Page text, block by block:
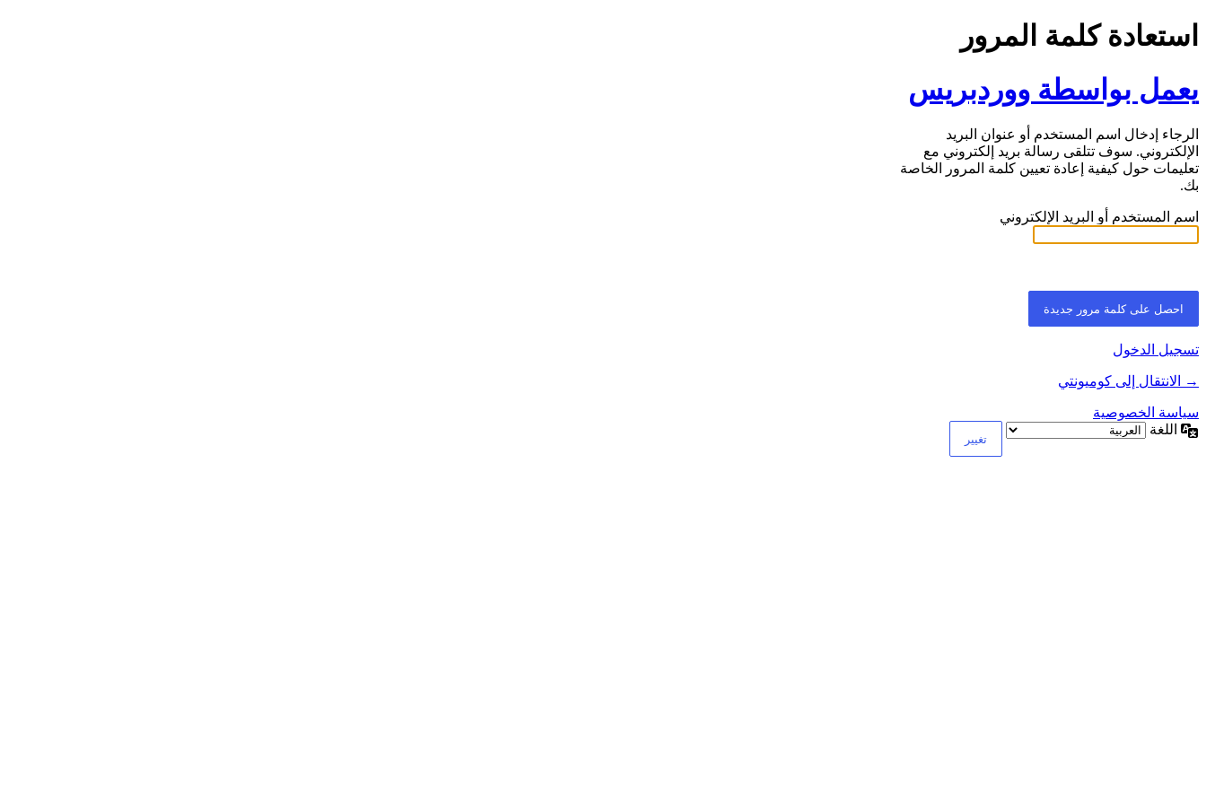
استعادة كلمة المرور
يعمل بواسطة ووردبريس
الرجاء إدخال اسم المستخدم أو عنوان البريد
الإلكتروني. سوف تتلقى رسالة بريد إلكتروني مع
تعليمات حول كيفية إعادة تعيين كلمة المرور الخاصة
بك.
اسم المستخدم أو البريد الإلكتروني
تسجيل الدخول
→ الانتقال إلى كوميونتي
سياسة الخصوصية
اللغة